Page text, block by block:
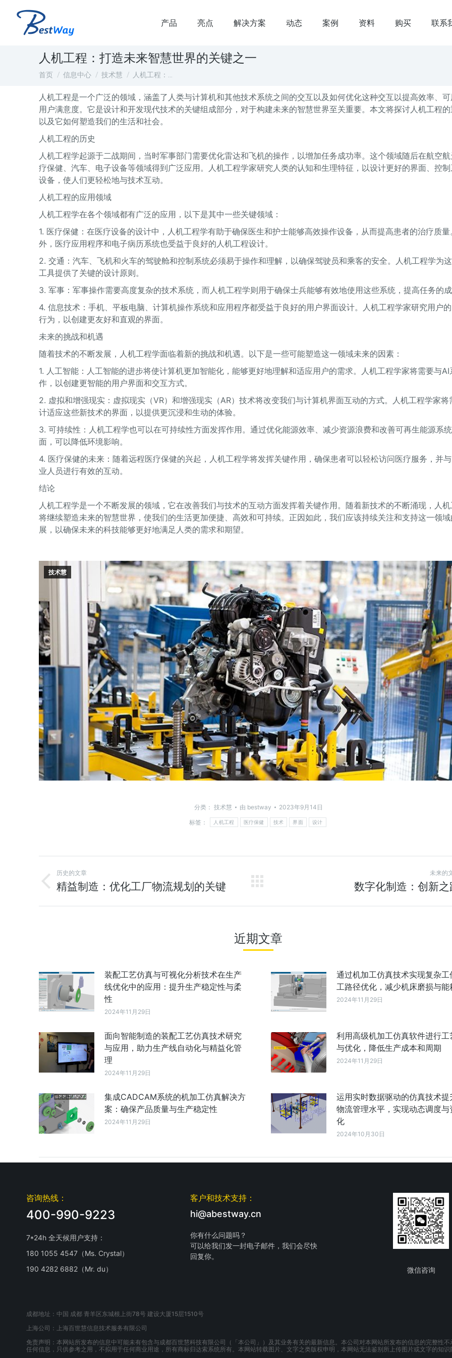
产品 亮点 解决方案 动态 案例 资料 购买 联系
人机工程：打造未来智慧世界的关键之一
您在这里：
首页 信息中心 技术慧 人机工程：…
人机工程是一个广泛的领域，涵盖了人类与计算机和其他技术系统之间的交互以及如何优化这种交互以提高效率、
用户满意度。它是设计和开发现代技术的关键组成部分，对于构建未来的智慧世界至关重要。本文将探讨人机工程
以及它如何塑造我们的生活和社会。
人机工程的历史
人机工程学起源于二战期间，当时军事部门需要优化雷达和飞机的操作，以增加任务成功率。这个领域随后在航空
疗保健、汽车、电子设备等领域得到广泛应用。人机工程学家研究人类的认知和生理特征，以设计更好的界面、控
设备，使人们更轻松地与技术互动。
人机工程的应用领域
人机工程学在各个领域都有广泛的应用，以下是其中一些关键领域：
1. 医疗保健：在医疗设备的设计中，人机工程学有助于确保医生和护士能够高效操作设备，从而提高患者的治疗质量
外，医疗应用程序和电子病历系统也受益于良好的人机工程设计。
2. 交通：汽车、飞机和火车的驾驶舱和控制系统必须易于操作和理解，以确保驾驶员和乘客的安全。人机工程学为
工具提供了关键的设计原则。
3. 军事：军事操作需要高度复杂的技术系统，而人机工程学则用于确保士兵能够有效地使用这些系统，提高任务的
4. 信息技术：手机、平板电脑、计算机操作系统和应用程序都受益于良好的用户界面设计。人机工程学家研究用户
行为，以创建更友好和直观的界面。
未来的挑战和机遇
随着技术的不断发展，人机工程学面临着新的挑战和机遇。以下是一些可能塑造这一领域未来的因素：
1. 人工智能：人工智能的进步将使计算机更加智能化，能够更好地理解和适应用户的需求。人机工程学家将需要与AI
作，以创建更智能的用户界面和交互方式。
2. 虚拟和增强现实：虚拟现实（VR）和增强现实（AR）技术将改变我们与计算机界面互动的方式。人机工程学家将
计适应这些新技术的界面，以提供更沉浸和生动的体验。
3. 可持续性：人机工程学也可以在可持续性方面发挥作用。通过优化能源效率、减少资源浪费和改善可再生能源系
面，可以降低环境影响。
4. 医疗保健的未来：随着远程医疗保健的兴起，人机工程学将发挥关键作用，确保患者可以轻松访问医疗服务，并
业人员进行有效的互动。
结论
人机工程学是一个不断发展的领域，它在改善我们与技术的互动方面发挥着关键作用。随着新技术的不断涌现，人
将继续塑造未来的智慧世界，使我们的生活更加便捷、高效和可持续。正因如此，我们应该持续关注和支持这一领
展，以确保未来的科技能够更好地满足人类的需求和期望。
技术慧
分类： 技术慧 由 bestway
2023年9月14日
标签：
人机工程 医疗保健 技术 界面 设计
历史的文章
精益制造：优化工厂物流规划的关键
未来的
数字化制造：创新之
近期文章
装配工艺仿真与可视化分析技术在生产
线优化中的应用：提升生产稳定性与柔
性
2024年11月29日
通过机加工仿真技术实现复杂工
工路径优化，减少机床磨损与能
2024年11月29日
面向智能制造的装配工艺仿真技术研究
与应用，助力生产线自动化与精益化管
理
2024年11月29日
利用高级机加工仿真软件进行工
与优化，降低生产成本和周期
2024年11月29日
集成CADCAM系统的机加工仿真解决方
案：确保产品质量与生产稳定性
2024年11月29日
运用实时数据驱动的仿真技术提
物流管理水平，实现动态调度与
化
2024年10月30日
咨询热线：
400-990-9223
7*24h 全天候用户支持：
180 1055 4547（Ms. Crystal）
190 4282 6882（Mr. du）
客户和技术支持：
hi@abestway.cn
你有什么问题吗？
可以给我们发一封电子邮件，我们会尽快
回复你。
微信咨询
成都地址：中国 成都 青羊区东城根上街78号 建设大厦15层1510号
上海公司：上海百世慧信息技术服务有限公司
免责声明：本网站所发布的信息中可能未有包含与成都百世慧科技有限公司（「本公司」）及其业务有关的最新信息。本公司对本网站所发布的信息的完整性
任何信息，只供参考之用，不拟用于任何商业用途，所有商标归达索系统所有。本网站转载图片、文字之类版权申明，本网站无法鉴别所上传图片或文字的知